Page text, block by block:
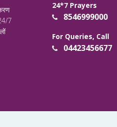
7
24*7 Prayers
8546999000
For Queries, Call
04423456677